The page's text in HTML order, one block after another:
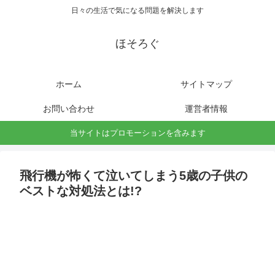
日々の生活で気になる問題を解決します
ほそろぐ
ホーム サイトマップ
お問い合わせ 運営者情報
当サイトはプロモーションを含みます
飛行機が怖くて泣いてしまう5歳の子供の
ベストな対処法とは!?